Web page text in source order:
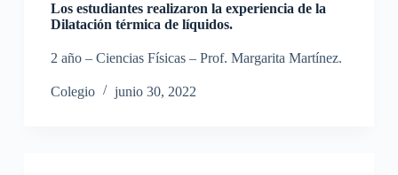
Los estudiantes realizaron la experiencia de la
Dilatación térmica de líquidos.
2 año – Ciencias Físicas – Prof. Margarita Martínez.
Colegio junio 30, 2022